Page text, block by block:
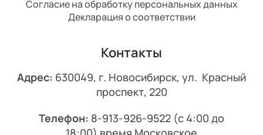
Согласие на обработку персональных данных
Декларация о соответствии
Контакты
Адрес: 630049, г. Новосибирск, ул. Красный
проспект, 220
Телефон: 8-913-926-9522 (с 4:00 до